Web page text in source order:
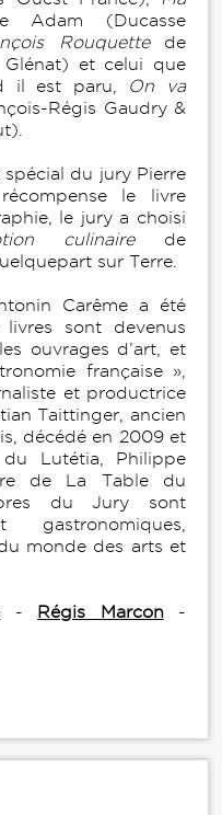
Adam (Ducasse
Rouquettede
Glénat) et celui que
il est paru, On va
Régis Gaudry &
du jury Pierre
le livre
le jury a choisi
culinairede
sur Terre.
Carême a été
sont devenus
ouvrages d’art, et
française »,
et productrice
Taittinger, ancien
décédé en 2009 et
du Lutétia, Philippe
de La Table du
du Jury sont
monde des arts et
- Régis Marcon-